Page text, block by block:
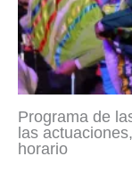
Programa de
las
horario